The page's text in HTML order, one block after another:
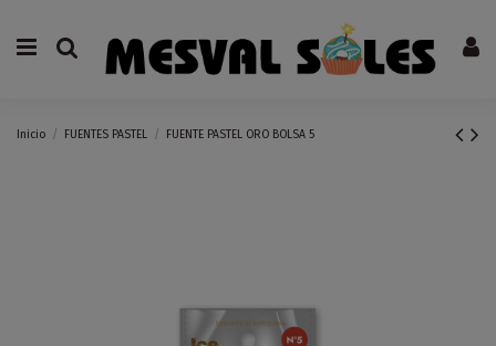
Inicio FUENTES PASTEL FUENTE PASTEL ORO BOLSA 5